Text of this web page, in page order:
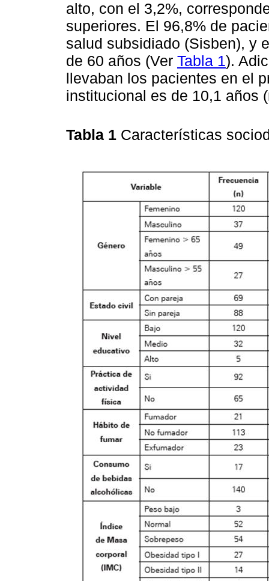
alto, con el 3,2%,
superiores. El 96,8% de
salud subsidiado (Sisben), y
de 60 años (Ver Tabla 1).
llevaban los pacientes en el
institucional es de 10,1 años
Tabla 1 Características